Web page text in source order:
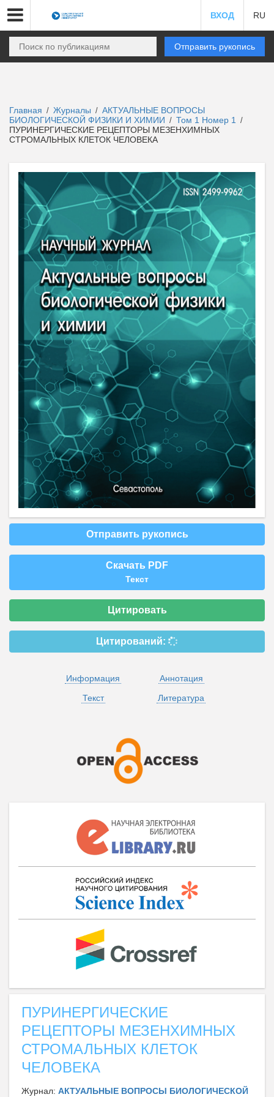
ВХОД RU
Отправить рукопись
Главная / Журналы / АКТУАЛЬНЫЕ ВОПРОСЫ
БИОЛОГИЧЕСКОЙ ФИЗИКИ И ХИМИИ / Том 1 Номер 1 /
ПУРИНЕРГИЧЕСКИЕ РЕЦЕПТОРЫ МЕЗЕНХИМНЫХ
СТРОМАЛЬНЫХ КЛЕТОК ЧЕЛОВЕКА
Отправить рукопись
Скачать PDF
Текст
Цитировать
Цитирований:
Информация
Аннотация
Текст
Литература
ПУРИНЕРГИЧЕСКИЕ
РЕЦЕПТОРЫ МЕЗЕНХИМНЫХ
СТРОМАЛЬНЫХ КЛЕТОК
ЧЕЛОВЕКА
Журнал: АКТУАЛЬНЫЕ ВОПРОСЫ БИОЛОГИЧЕСКОЙ